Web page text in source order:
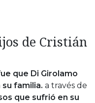
de Cristián
que Di Girolamo
familia. a través de
que sufrió en su